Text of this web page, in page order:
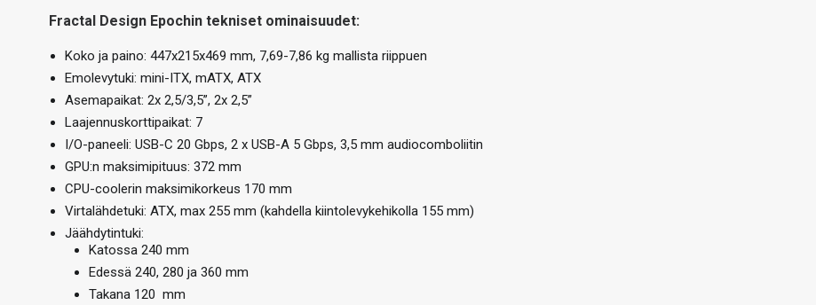
Fractal Design Epochin tekniset ominaisuudet:
Koko ja paino: 447x215x469 mm, 7,69-7,86 kg mallista riippuen
Emolevytuki: mini-ITX, mATX, ATX
Asemapaikat: 2x 2,5/3,5”, 2x 2,5”
Laajennuskorttipaikat: 7
I/O-paneeli: USB-C 20 Gbps, 2 x USB-A 5 Gbps, 3,5 mm audiocomboliitin
GPU:n maksimipituus: 372 mm
CPU-coolerin maksimikorkeus 170 mm
Virtalähdetuki: ATX, max 255 mm (kahdella kiintolevykehikolla 155 mm)
Jäähdytintuki:
Katossa 240 mm
Edessä 240, 280 ja 360 mm
Takana 120 mm